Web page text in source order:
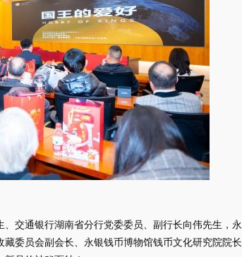
交通银行湖南省分行党委委员、副行长向伟先生，永
委员会副会长、永银钱币博物馆钱币文化研究院院长